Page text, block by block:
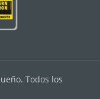
Todos los